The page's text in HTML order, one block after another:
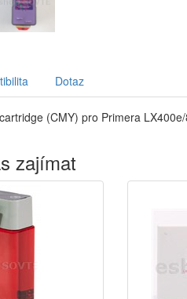
Dotaz
(CMY) pro Primera
zajímat